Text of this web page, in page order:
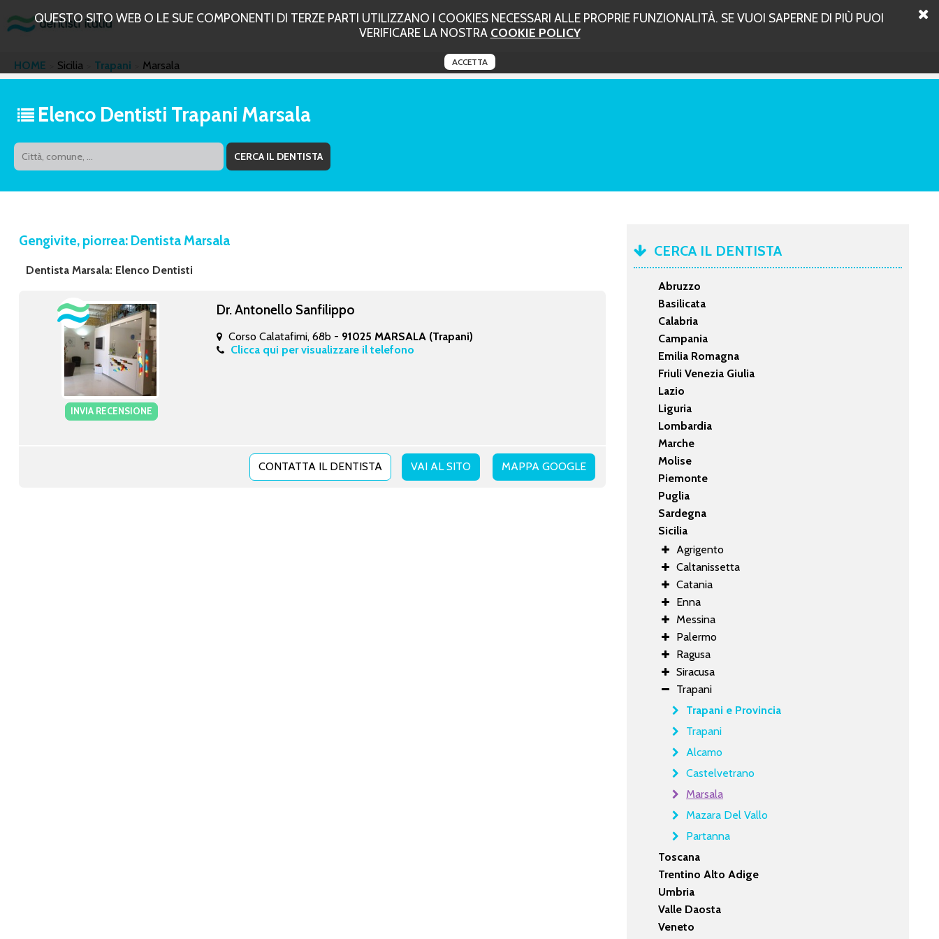
QUESTO SITO WEB O LE SUE COMPONENTI DI TERZE PARTI UTILIZZANO I COOKIES NECESSARI ALLE PROPRIE FUNZIONALITÀ. SE VUOI SAPERNE DI PIÙ PUOI
VERIFICARE LA NOSTRA COOKIE POLICY
ACCETTA
HOME Sicilia Trapani Marsala
Elenco Dentisti Trapani Marsala
Gengivite, piorrea: Dentista Marsala
Dentista Marsala: Elenco Dentisti
INVIA RECENSIONE
Dr. Antonello Sanfilippo
Corso Calatafimi, 68b - 91025 MARSALA (Trapani)
Clicca qui per visualizzare il telefono
MAPPA GOOGLE
CONTATTA IL DENTISTA VAI AL SITO
CERCA IL DENTISTA
Abruzzo
Basilicata
Calabria
Campania
Emilia Romagna
Friuli Venezia Giulia
Lazio
Liguria
Lombardia
Marche
Molise
Piemonte
Puglia
Sardegna
Sicilia
Agrigento
Caltanissetta
Catania
Enna
Messina
Palermo
Ragusa
Siracusa
Trapani
Trapani e Provincia
Trapani
Alcamo
Castelvetrano
Marsala
Mazara Del Vallo
Partanna
Toscana
Trentino Alto Adige
Umbria
Valle Daosta
Veneto